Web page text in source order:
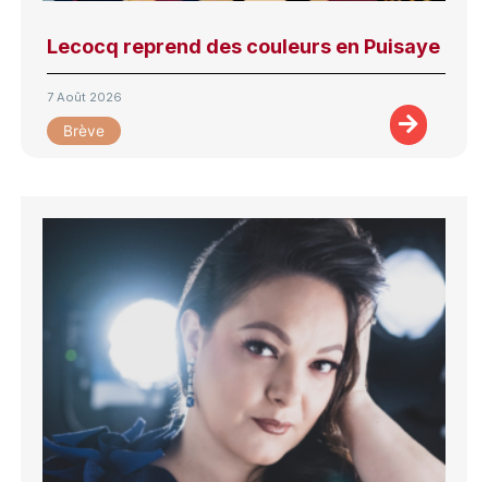
Lecocq reprend des couleurs en Puisaye
7 Août 2026
Brève